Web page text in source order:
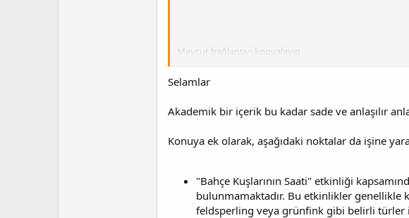
Mevcut bağlantıyı kopyalayın
Anma listesine ekle
Katılım
Selamlar
Akademik bir içerik bu kadar sade ve anlaşılır
Konuya ek olarak, aşağıdaki noktalar da işine
"Bahçe Kuşlarının Saati" etkinliği
bulunmamaktadır. Bu etkinlikler genellikle
feldsperling veya grünfink gibi belirli türler